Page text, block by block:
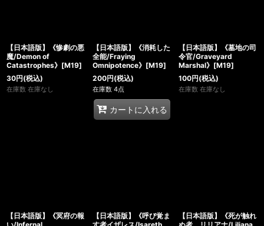
【日本語版】《惨劇の悪
魔/Demon of
Catastrophes》[M19]
30円(税込)
在庫数 在庫なし
【日本語版】《消耗した
全能/Fraying
Omnipotence》[M19]
200円(税込)
在庫数 4点
カートに入れる
【日本語版】《墓地の司
令官/Graveyard
Marshal》[M19]
100円(税込)
在庫数 在庫なし
【日本語版】《冥府の報
【日本語版】《呼び覚ま
【日本語版】《死が触れ